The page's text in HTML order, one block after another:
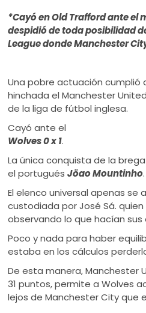
*Cayó en Old Trafford ante el
despidió de toda posibilidad
League donde Manchester
Una pobre actuación cumplió
hinchada el Manchester
de la liga de fútbol inglesa.
Cayó ante el
Wolves 0 x 1.
La única conquista de la
el portuguésJöao Mountinho.
El elenco universal apenas se
custodiada por José Sá.
observando lo que hacían
Poco y nada para haber
estaba en los cálculos
De esta manera, Manchester
31 puntos, permite a Wolves
lejos de Manchester City que